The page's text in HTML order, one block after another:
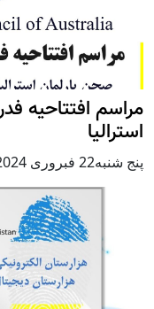
مراسم افتتاحیه
استرالیا
پنج شنبه22 فبروری 2024